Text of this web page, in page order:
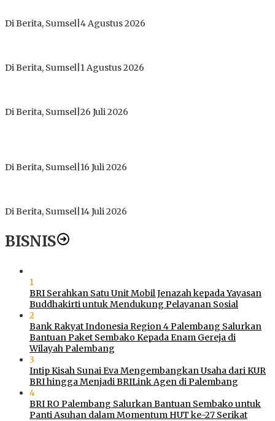
Di Berita, Sumsel 4 Agustus 2026
Di Berita, Sumsel 1 Agustus 2026
Di Berita, Sumsel 26 Juli 2026
Di Berita, Sumsel 16 Juli 2026
Di Berita, Sumsel 14 Juli 2026
BISNIS
1
BRI Serahkan Satu Unit Mobil Jenazah kepada Yayasan
Buddhakirti untuk Mendukung Pelayanan Sosial
2
Bank Rakyat Indonesia Region 4 Palembang Salurkan
Bantuan Paket Sembako Kepada Enam Gereja di
Wilayah Palembang
3
Intip Kisah Sunai Eva Mengembangkan Usaha dari KUR
BRI hingga Menjadi BRILink Agen di Palembang
4
BRI RO Palembang Salurkan Bantuan Sembako untuk
Panti Asuhan dalam Momentum HUT ke-27 Serikat